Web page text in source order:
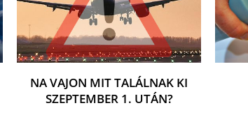
NA VAJON MIT TALÁLNAK KI
SZEPTEMBER 1. UTÁN?